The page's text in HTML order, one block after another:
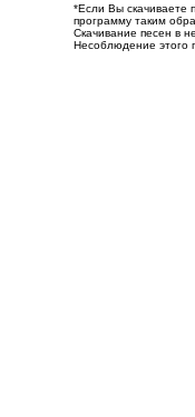
*Если Вы скачиваете
программу таким
Скачивание песен в
Несоблюдение этого